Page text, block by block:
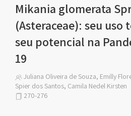
Mikania glomerata
(Asteraceae): seu uso
seu potencial na
19
Juliana Oliveira de Souza, Emilly
Spier dos Santos, Camila Nedel Kirsten
270-276